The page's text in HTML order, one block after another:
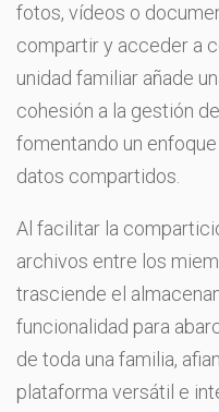
fotos, vídeos o
compartir y acceder a
unidad familiar añade
cohesión a la gestión
fomentando un
datos compartidos.
Al facilitar la
archivos entre los
trasciende el
funcionalidad para
de toda una familia,
plataforma versátil e